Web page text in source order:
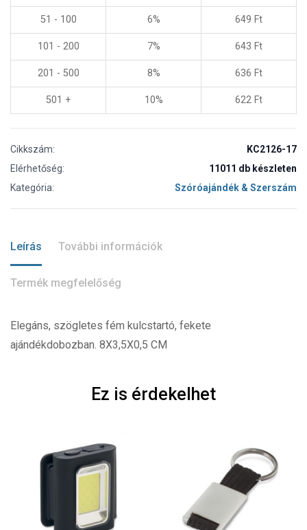
51 - 100 6% 649 Ft
101 - 200 7% 643 Ft
201 - 500 8% 636 Ft
501 + 10% 622 Ft
Cikkszám:
KC2126-17
Elérhetőség:
11011 db készleten
Kategória:
Szóróajándék & Szerszám
Leírás További információk
Termék megfelelőség
Elegáns, szögletes fém kulcstartó, fekete
ajándékdobozban. 8X3,5X0,5 CM
Ez is érdekelhet